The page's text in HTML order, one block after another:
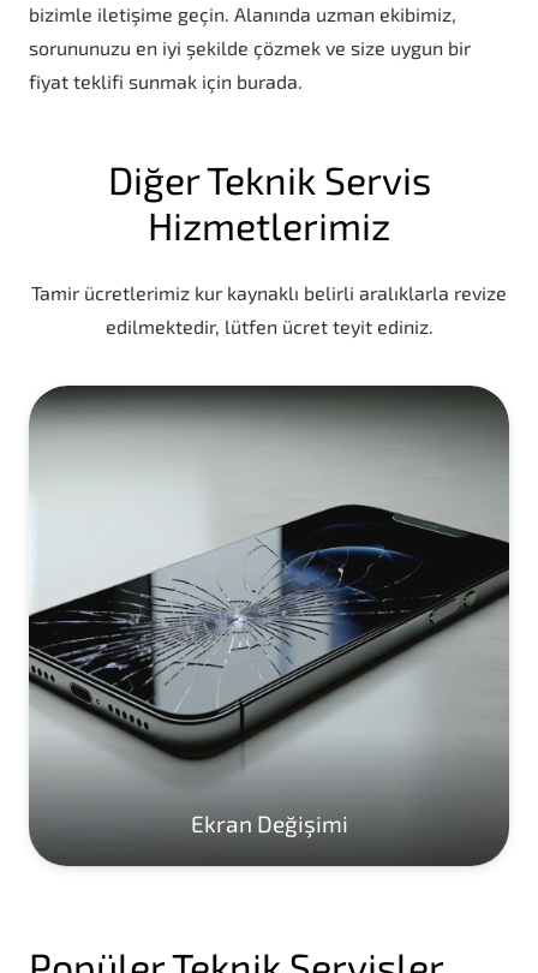
bizimle iletişime geçin. Alanında uzman ekibimiz,
sorununuzu en iyi şekilde çözmek ve size uygun bir
fiyat teklifi sunmak için burada.
Diğer Teknik Servis
Hizmetlerimiz
Tamir ücretlerimiz kur kaynaklı belirli aralıklarla revize
edilmektedir, lütfen ücret teyit ediniz.
Ekran Değişimi